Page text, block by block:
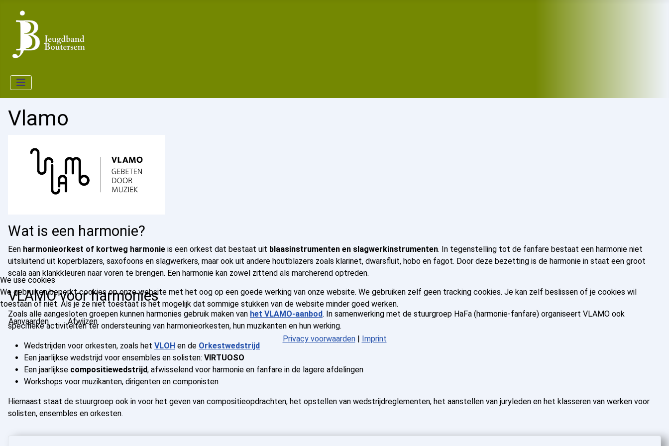
Vlamo
Wat is een harmonie?
Een harmonieorkest of kortweg harmonie is een orkest dat bestaat uit blaasinstrumenten en slagwerkinstrumenten. In tegenstelling tot de fanfare bestaat een harmonie niet
uitsluitend uit koperblazers, saxofoons en slagwerkers, maar ook uit andere houtblazers zoals klarinet, dwarsfluit, hobo en fagot. Door deze bezetting is de harmonie in staat een groot
scala aan klankkleuren naar voren te brengen. Een harmonie kan zowel zittend als marcherend optreden.
VLAMO voor harmonies
Zoals alle aangesloten groepen kunnen harmonies gebruik maken van het VLAMO-aanbod. In samenwerking met de stuurgroep HaFa (harmonie-fanfare) organiseert VLAMO ook
specifieke activiteiten ter ondersteuning van harmonieorkesten, hun muzikanten en hun werking.
Wedstrijden voor orkesten, zoals het VLOH en de Orkestwedstrijd
Een jaarlijkse wedstrijd voor ensembles en solisten: VIRTUOSO
Een jaarlijkse compositiewedstrijd, afwisselend voor harmonie en fanfare in de lagere afdelingen
Workshops voor muzikanten, dirigenten en componisten
Hiernaast staat de stuurgroep ook in voor het geven van compositieopdrachten, het opstellen van wedstrijdreglementen, het aanstellen van juryleden en het klasseren van werken voor
solisten, ensembles en orkesten.
We use cookies
We gebruiken beperkt cookies op onze website met het oog op een goede werking van onze website. We gebruiken zelf geen tracking cookies. Je kan zelf beslissen of je cookies wil
toestaan of niet. Als je ze niet toestaat is het mogelijk dat sommige stukken van de website minder goed werken.
Aanvaarden
Afwijzen
Privacy voorwaarden| Imprint